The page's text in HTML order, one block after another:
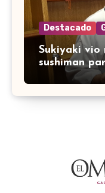
Destacado
Sukiyaki vio
sushiman